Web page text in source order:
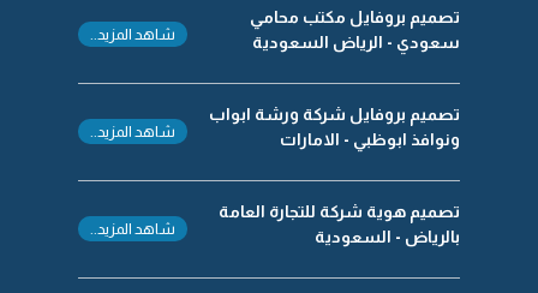
تصميم بروفايل مكتب محامي
سعودي - الرياض السعودية
شاهد المزيد..
تصميم بروفايل شركة ورشة ابواب
ونوافذ ابوظبي - الامارات
شاهد المزيد..
تصميم هوية شركة للتجارة العامة
بالرياض - السعودية
شاهد المزيد..